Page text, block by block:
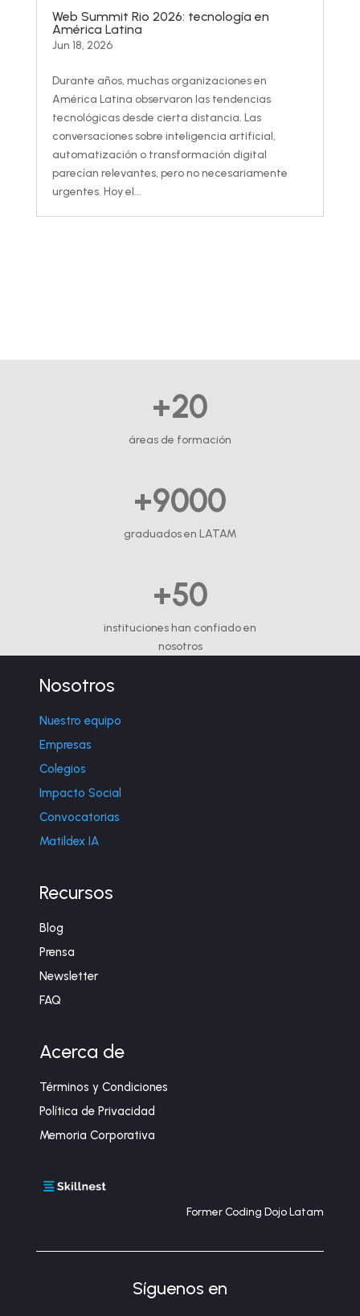
Web Summit Rio 2026: tecnología en
América Latina
Jun 18, 2026
Durante años, muchas organizaciones en
América Latina observaron las tendencias
tecnológicas desde cierta distancia. Las
conversaciones sobre inteligencia artificial,
automatización o transformación digital
parecían relevantes, pero no necesariamente
urgentes. Hoy el...
+20
áreas de formación
+9000
graduados en LATAM
+50
instituciones han confiado en
nosotros
Nosotros
Nuestro equipo
Empresas
Colegios
Impacto Social
Convocatorias
Matildex IA
Recursos
Blog
Prensa
Newsletter
FAQ
Acerca de
Términos y Condiciones
Política de Privacidad
Memoria Corporativa
Former Coding Dojo Latam
Síguenos en